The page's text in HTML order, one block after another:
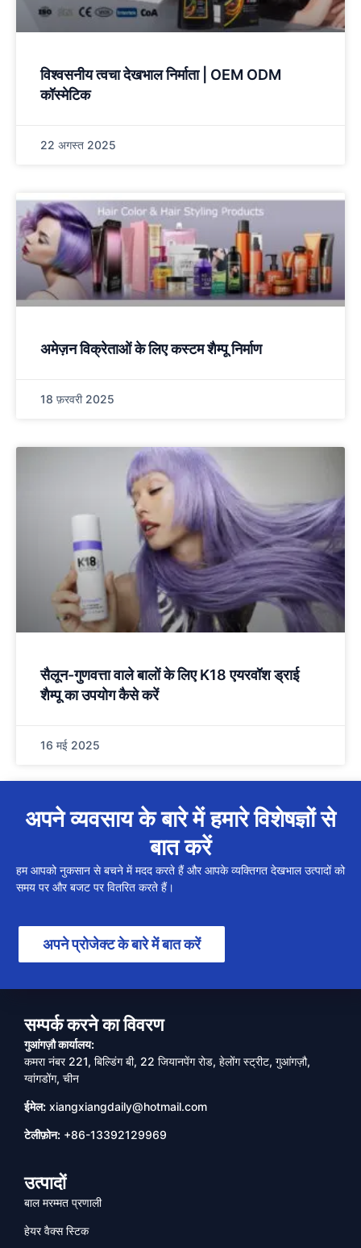
विश्वसनीय त्वचा देखभाल निर्माता | OEM ODM
कॉस्मेटिक
22 अगस्त 2025
अमेज़न विक्रेताओं के लिए कस्टम शैम्पू निर्माण
18 फ़रवरी 2025
सैलून-गुणवत्ता वाले बालों के लिए K18 एयरवॉश ड्राई
शैम्पू का उपयोग कैसे करें
16 मई 2025
अपने व्यवसाय के बारे में हमारे विशेषज्ञों से
बात करें
हम आपको नुकसान से बचने में मदद करते हैं और आपके व्यक्तिगत देखभाल उत्पादों को
समय पर और बजट पर वितरित करते हैं।
अपने प्रोजेक्ट के बारे में बात करें
सम्पर्क करने का विवरण
गुआंगज़ौ कार्यालय:
कमरा नंबर 221, बिल्डिंग बी, 22 जियानपेंग रोड, हेलोंग स्ट्रीट, गुआंगज़ौ,
ग्वांगडोंग, चीन
ईमेल: xiangxiangdaily@hotmail.com
टेलीफ़ोन: +86-13392129969
उत्पादों
बाल मरम्मत प्रणाली
हेयर वैक्स स्टिक